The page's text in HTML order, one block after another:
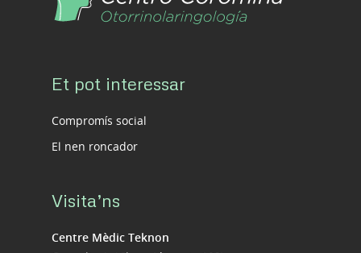
Et pot interessar
Compromís social
El nen roncador
Visita’ns
Centre Mèdic Teknon